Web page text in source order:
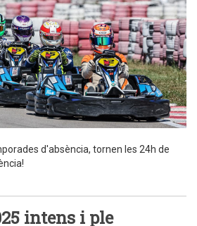
d'absència, tornen les 24h de
intens i ple